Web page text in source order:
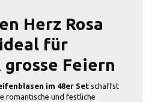
Herz Rosa
für
Feiern
im 48er Set schaffst
romantische und festliche